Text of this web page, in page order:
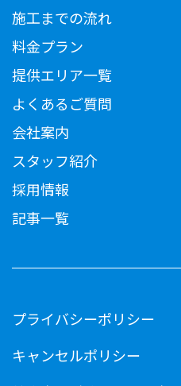
施工までの流れ
料金プラン
提供エリア一覧
よくあるご質問
会社案内
スタッフ紹介
採用情報
記事一覧
プライバシーポリシー
キャンセルポリシー